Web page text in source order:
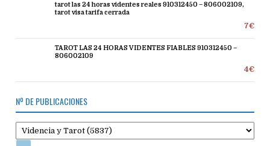
tarot las 24 horas videntes reales 910312450 – 806002109,
tarot visa tarifa cerrada
7€
TAROT LAS 24 HORAS VIDENTES FIABLES 910312450 –
806002109
4€
Nº DE PUBLICACIONES